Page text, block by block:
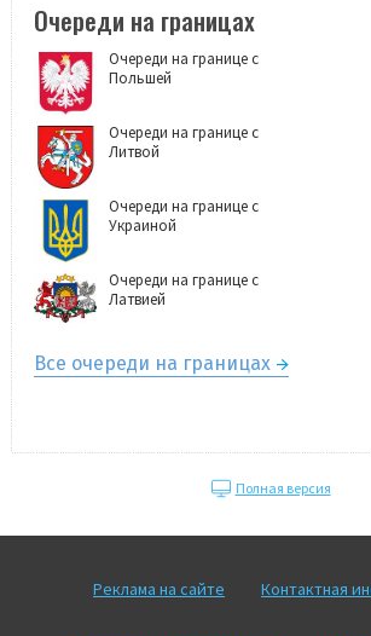
Очереди на границах
Очереди на границе с
Польшей
Очереди на границе с
Литвой
Очереди на границе с
Украиной
Очереди на границе с
Латвией
Все очереди на границах
Полная версия
Реклама на сайте Контактная